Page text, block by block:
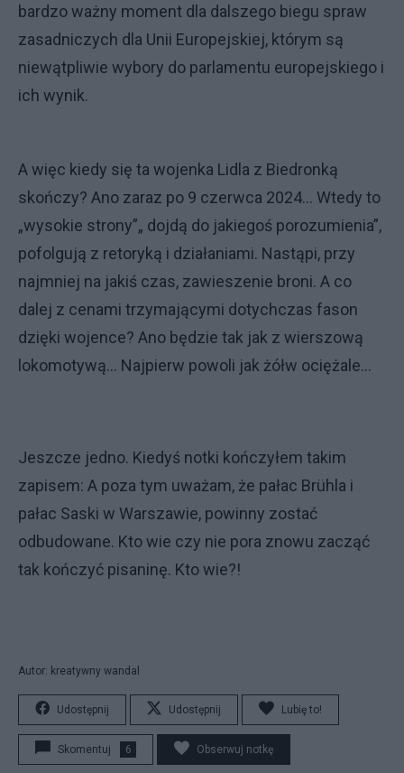
bardzo ważny moment dla dalszego biegu spraw
zasadniczych dla Unii Europejskiej, którym są
niewątpliwie wybory do parlamentu europejskiego i
ich wynik.
A więc kiedy się ta wojenka Lidla z Biedronką
skończy? Ano zaraz po 9 czerwca 2024... Wtedy to
„wysokie strony”„ dojdą do jakiegoś porozumienia”,
pofolgują z retoryką i działaniami. Nastąpi, przy
najmniej na jakiś czas, zawieszenie broni. A co
dalej z cenami trzymającymi dotychczas fason
dzięki wojence? Ano będzie tak jak z wierszową
lokomotywą… Najpierw powoli jak żółw ociężale…
Jeszcze jedno. Kiedyś notki kończyłem takim
zapisem: A poza tym uważam, że pałac Brühla i
pałac Saski w Warszawie, powinny zostać
odbudowane. Kto wie czy nie pora znowu zacząć
tak kończyć pisaninę. Kto wie?!
Autor: kreatywny wandal
Udostępnij Udostępnij Lubię to!
Skomentuj 6 Obserwuj notkę